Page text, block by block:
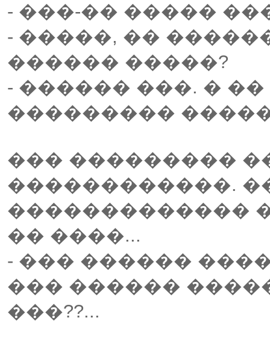
- ���-�� �����
- �����, ��
������ �����?
- ������ ���. �
���������
��� ���������
������������.
�������������
�� ����...
- ��� ������
��� ������
���??...